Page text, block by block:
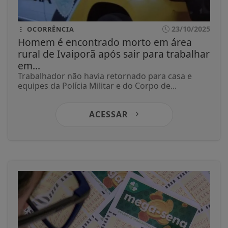
OCORRÊNCIA 23/10/2025
Homem é encontrado morto em área
rural de Ivaiporã após sair para trabalhar
em...
Trabalhador não havia retornado para casa e
equipes da Polícia Militar e do Corpo de...
ACESSAR